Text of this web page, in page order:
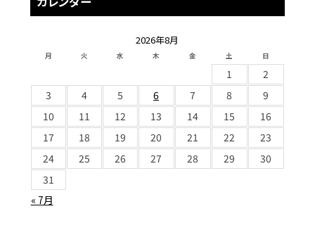
2026年8月
月 火 水 木 金 土 日
« 7月
1
2
3
4 5 6 7 8
9
10
11 12 13 14 15
16
17
18 19 20 21 22
23
24
25 26 27 28 29
30
31